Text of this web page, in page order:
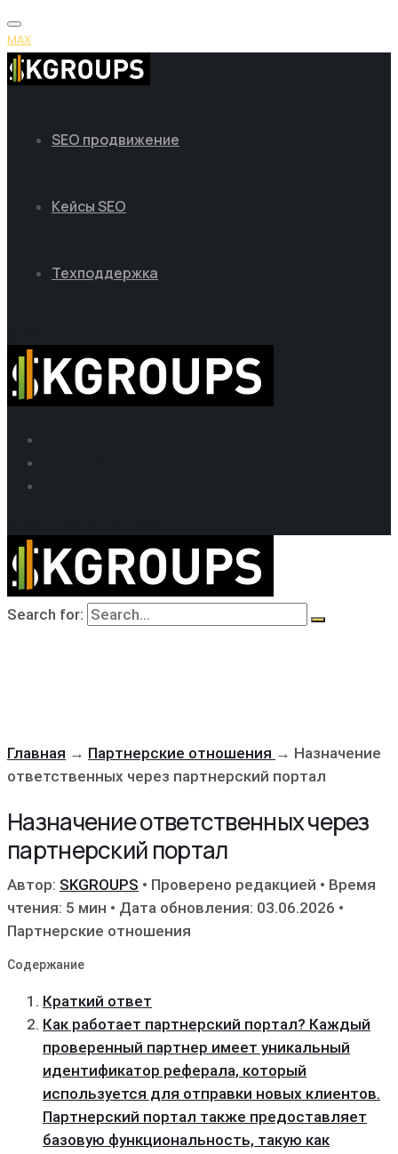
MAX
SEO продвижение
Кейсы SEO
Техподдержка
Search for:
Главная → Партнерские отношения → Назначение
ответственных через партнерский портал
Назначение ответственных через
партнерский портал
Автор: SKGROUPS • Проверено редакцией • Время
чтения: 5 мин • Дата обновления: 03.06.2026 •
Партнерские отношения
Содержание
Краткий ответ
Как работает партнерский портал? Каждый
проверенный партнер имеет уникальный
идентификатор реферала, который
используется для отправки новых клиентов․
Партнерский портал также предоставляет
базовую функциональность, такую как